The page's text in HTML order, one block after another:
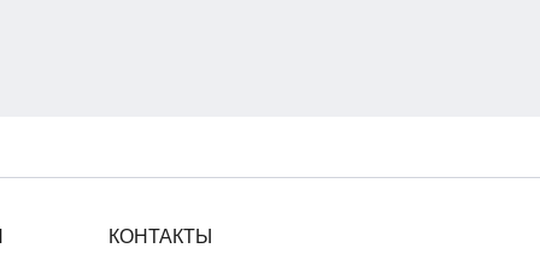
КОНТАКТЫ